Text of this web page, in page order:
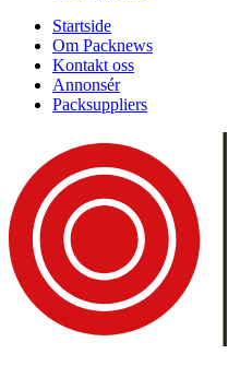
Startside
Om Packnews
Kontakt oss
Annonsér
Packsuppliers